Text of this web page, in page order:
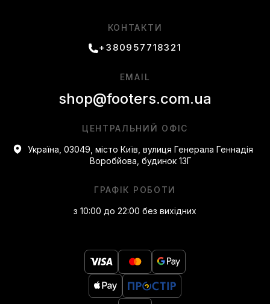
КОНТАКТИ
+380957718321
ЦЕНТРАЛЬНИЙ ОФІС
Україна, 03049, місто Київ, вулиця Генерала Геннадія
Воробйова, будинок 13Г
ГРАФІК РОБОТИ
з 10:00 до 22:00 без вихідних
EMAIL
shop@footers.com.ua